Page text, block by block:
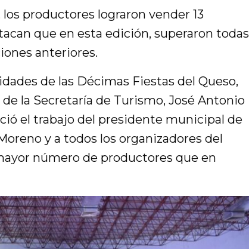
productores lograron vender 13
que en esta edición, superaron todas
anteriores.
de las Décimas Fiestas del Queso,
la Secretaría de Turismo, José Antonio
el trabajo del presidente municipal de
y a todos los organizadores del
número de productores que en